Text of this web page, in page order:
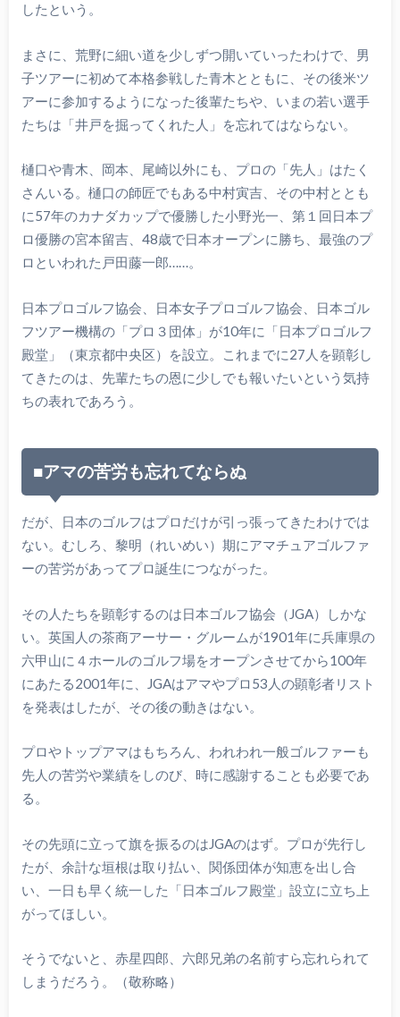
したという。
まさに、荒野に細い道を少しずつ開いていったわけで、男
子ツアーに初めて本格参戦した青木とともに、その後米ツ
アーに参加するようになった後輩たちや、いまの若い選手
たちは「井戸を掘ってくれた人」を忘れてはならない。
樋口や青木、岡本、尾崎以外にも、プロの「先人」はたく
さんいる。樋口の師匠でもある中村寅吉、その中村ととも
に57年のカナダカップで優勝した小野光一、第１回日本プ
ロ優勝の宮本留吉、48歳で日本オープンに勝ち、最強のプ
ロといわれた戸田藤一郎……。
日本プロゴルフ協会、日本女子プロゴルフ協会、日本ゴル
フツアー機構の「プロ３団体」が10年に「日本プロゴルフ
殿堂」（東京都中央区）を設立。これまでに27人を顕彰し
てきたのは、先輩たちの恩に少しでも報いたいという気持
ちの表れであろう。
■アマの苦労も忘れてならぬ
だが、日本のゴルフはプロだけが引っ張ってきたわけでは
ない。むしろ、黎明（れいめい）期にアマチュアゴルファ
ーの苦労があってプロ誕生につながった。
その人たちを顕彰するのは日本ゴルフ協会（JGA）しかな
い。英国人の茶商アーサー・グルームが1901年に兵庫県の
六甲山に４ホールのゴルフ場をオープンさせてから100年
にあたる2001年に、JGAはアマやプロ53人の顕彰者リスト
を発表はしたが、その後の動きはない。
プロやトップアマはもちろん、われわれ一般ゴルファーも
先人の苦労や業績をしのび、時に感謝することも必要であ
る。
その先頭に立って旗を振るのはJGAのはず。プロが先行し
たが、余計な垣根は取り払い、関係団体が知恵を出し合
い、一日も早く統一した「日本ゴルフ殿堂」設立に立ち上
がってほしい。
そうでないと、赤星四郎、六郎兄弟の名前すら忘れられて
しまうだろう。（敬称略）